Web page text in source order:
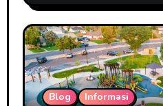
Blog Informasi